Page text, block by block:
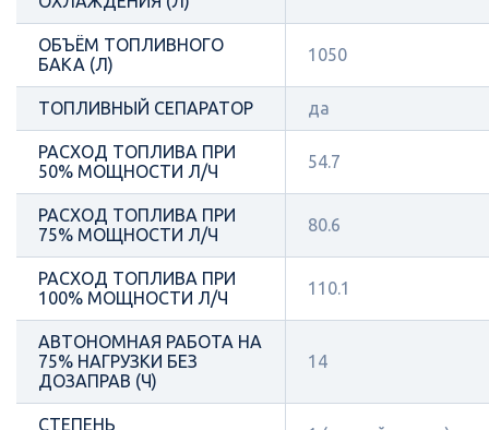
ОБЪЁМ ТОПЛИВНОГО
БАКА (Л)
1050
ТОПЛИВНЫЙ СЕПАРАТОР да
РАСХОД ТОПЛИВА ПРИ
50% МОЩНОСТИ Л/Ч
54.7
РАСХОД ТОПЛИВА ПРИ
75% МОЩНОСТИ Л/Ч
80.6
РАСХОД ТОПЛИВА ПРИ
100% МОЩНОСТИ Л/Ч
110.1
АВТОНОМНАЯ РАБОТА НА
75% НАГРУЗКИ БЕЗ
ДОЗАПРАВ (Ч)
14
СТЕПЕНЬ